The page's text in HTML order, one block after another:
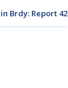
Brdy: Report 42